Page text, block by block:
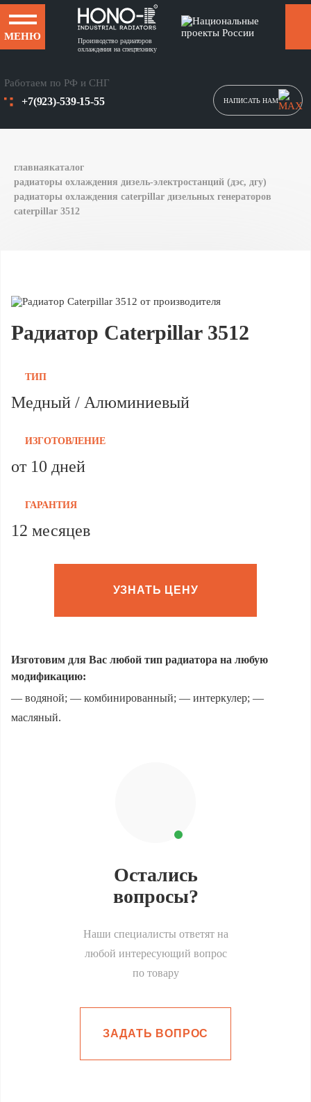
МЕНЮ
Производство радиаторов
охлаждения на спецтехнику
НАПИСАТЬ НАМ
Работаем по РФ и СНГ
+7(923)-539-15-55
главнаякаталог
радиаторы охлаждения дизель-электростанций (дэс, дгу)
радиаторы охлаждения caterpillar дизельных генераторов
caterpillar 3512
Радиатор Caterpillar 3512
ТИП
Медный / Алюминиевый
ИЗГОТОВЛЕНИЕ
от 10 дней
ГАРАНТИЯ
12 месяцев
УЗНАТЬ ЦЕНУ
Изготовим для Вас любой тип радиатора на любую
модификацию:
— водяной; — комбинированный; — интеркулер; —
масляный.
Остались
вопросы?
Наши специалисты ответят на
любой интересующий вопрос
по товару
ЗАДАТЬ ВОПРОС